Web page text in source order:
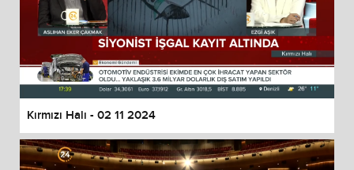
Kırmızı Halı - 02 11 2024